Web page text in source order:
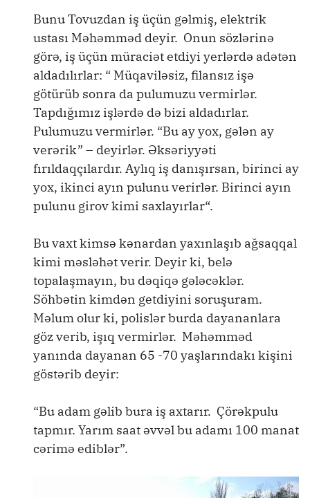
Bunu Tovuzdan iş üçün gəlmiş, elektrik
ustası Məhəmməd deyir. Onun sözlərinə
görə, iş üçün müraciət etdiyi yerlərdə adətən
aldadılırlar: “ Müqaviləsiz, filansız işə
götürüb sonra da pulumuzu vermirlər.
Tapdığımız işlərdə də bizi aldadırlar.
Pulumuzu vermirlər. “Bu ay yox, gələn ay
verərik” – deyirlər. Əksəriyyəti
fırıldaqçılardır. Aylıq iş danışırsan, birinci ay
yox, ikinci ayın pulunu verirlər. Birinci ayın
pulunu girov kimi saxlayırlar“.
Bu vaxt kimsə kənardan yaxınlaşıb ağsaqqal
kimi məsləhət verir. Deyir ki, belə
topalaşmayın, bu dəqiqə gələcəklər.
Söhbətin kimdən getdiyini soruşuram.
Məlum olur ki, polislər burda dayananlara
göz verib, işıq vermirlər. Məhəmməd
yanında dayanan 65 -70 yaşlarındakı kişini
göstərib deyir:
“Bu adam gəlib bura iş axtarır. Çörəkpulu
tapmır. Yarım saat əvvəl bu adamı 100 manat
cərimə ediblər”.